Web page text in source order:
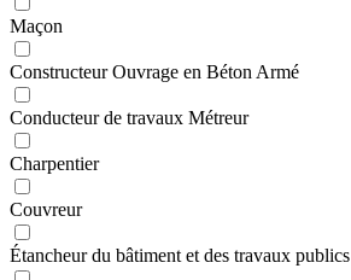
Maçon
Constructeur Ouvrage en Béton Armé
Conducteur de travaux Métreur
Charpentier
Couvreur
Étancheur du bâtiment et des travaux publics